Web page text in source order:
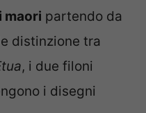
maori partendo da
distinzione tra
, i due filoni
i disegni